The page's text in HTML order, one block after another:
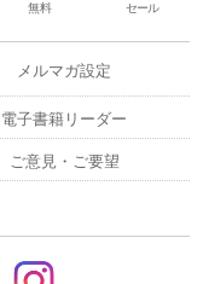
無料 セール
メルマガ設定
電子書籍リーダー
ご意見・ご要望